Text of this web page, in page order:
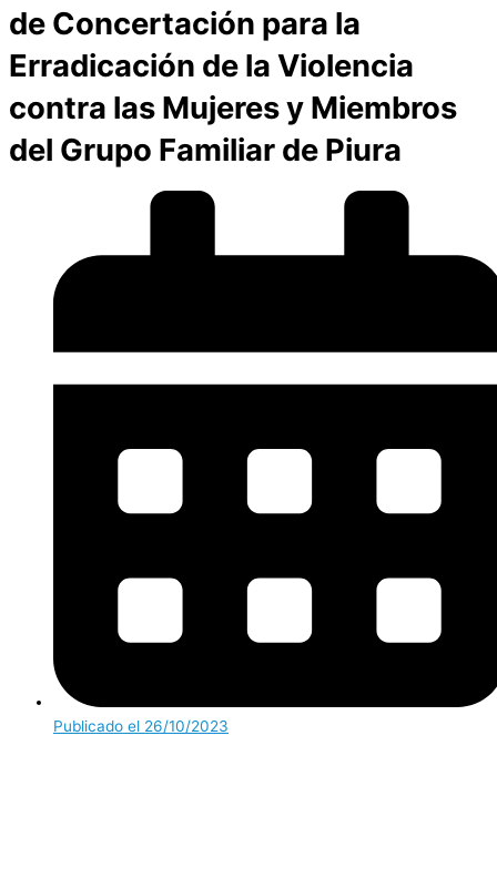
de Concertación para la
Erradicación de la Violencia
contra las Mujeres y Miembros
del Grupo Familiar de Piura
Publicado el 26/10/2023